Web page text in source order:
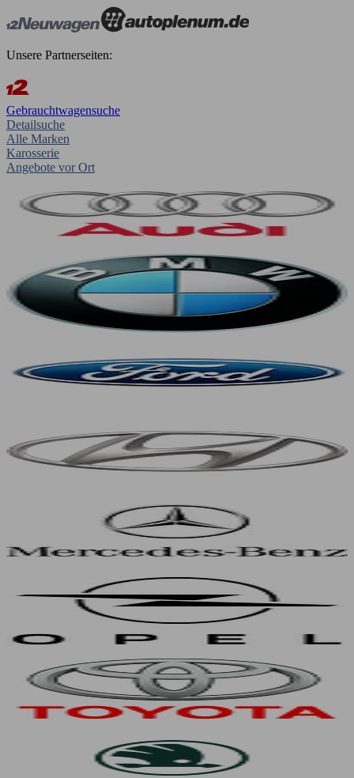
Unsere Partnerseiten:
Gebrauchtwagensuche
Detailsuche
Alle Marken
Karosserie
Angebote vor Ort